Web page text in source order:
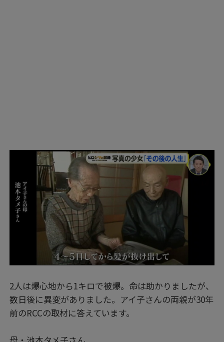
2人は爆心地から1キロで被爆。命は助かりましたが、
数日後に異変がありました。アイ子さんの両親が30年
前のRCCの取材に答えています。